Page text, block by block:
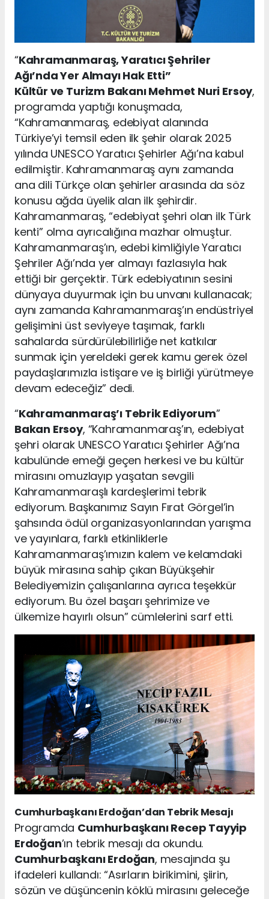
“Kahramanmaraş, Yaratıcı Şehriler
Ağı’nda Yer Almayı Hak Etti”
Kültür ve Turizm Bakanı Mehmet Nuri Ersoy,
programda yaptığı konuşmada,
“Kahramanmaraş, edebiyat alanında
Türkiye’yi temsil eden ilk şehir olarak 2025
yılında UNESCO Yaratıcı Şehirler Ağı’na kabul
edilmiştir. Kahramanmaraş aynı zamanda
ana dili Türkçe olan şehirler arasında da söz
konusu ağda üyelik alan ilk şehirdir.
Kahramanmaraş, “edebiyat şehri olan ilk Türk
kenti” olma ayrıcalığına mazhar olmuştur.
Kahramanmaraş’ın, edebi kimliğiyle Yaratıcı
Şehriler Ağı’nda yer almayı fazlasıyla hak
ettiği bir gerçektir. Türk edebiyatının sesini
dünyaya duyurmak için bu unvanı kullanacak;
aynı zamanda Kahramanmaraş’ın endüstriyel
gelişimini üst seviyeye taşımak, farklı
sahalarda sürdürülebilirliğe net katkılar
sunmak için yereldeki gerek kamu gerek özel
paydaşlarımızla istişare ve iş birliği yürütmeye
devam edeceğiz” dedi.
“Kahramanmaraş’ı Tebrik Ediyorum”
Bakan Ersoy, “Kahramanmaraş’ın, edebiyat
şehri olarak UNESCO Yaratıcı Şehirler Ağı’na
kabulünde emeği geçen herkesi ve bu kültür
mirasını omuzlayıp yaşatan sevgili
Kahramanmaraşlı kardeşlerimi tebrik
ediyorum. Başkanımız Sayın Fırat Görgel’in
şahsında ödül organizasyonlarından yarışma
ve yayınlara, farklı etkinliklerle
Kahramanmaraş’ımızın kalem ve kelamdaki
büyük mirasına sahip çıkan Büyükşehir
Belediyemizin çalışanlarına ayrıca teşekkür
ediyorum. Bu özel başarı şehrimize ve
ülkemize hayırlı olsun” cümlelerini sarf etti.
Cumhurbaşkanı Erdoğan’dan Tebrik Mesajı
Programda Cumhurbaşkanı Recep Tayyip
Erdoğan’ın tebrik mesajı da okundu.
Cumhurbaşkanı Erdoğan, mesajında şu
ifadeleri kullandı: “Asırların birikimini, şiirin,
sözün ve düşüncenin köklü mirasını geleceğe